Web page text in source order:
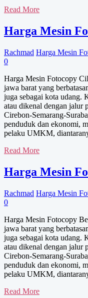
Harga
Fotocopy
Ciwaringin
Read More
Harga Mesin
Rachmad Harga Mesin
0
Harga Mesin Fotocopy
jawa barat yang
juga sebagai kota udang.
atau dikenal dengan jalur
Cirebon-Semarang-
penduduk dan ekonomi,
pelaku UMKM,
Harga
Fotocopy
Ciledug
Read More
Harga Mesin
Rachmad Harga Mesin
0
Harga Mesin Fotocopy
jawa barat yang
juga sebagai kota udang.
atau dikenal dengan jalur
Cirebon-Semarang-
penduduk dan ekonomi,
pelaku UMKM,
Harga
Read More